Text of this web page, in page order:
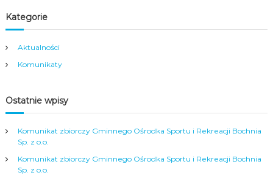
Kategorie
Aktualności
Komunikaty
Ostatnie wpisy
Komunikat zbiorczy Gminnego Ośrodka Sportu i Rekreacji Bochnia
Sp. z o.o.
Komunikat zbiorczy Gminnego Ośrodka Sportu i Rekreacji Bochnia
Sp. z o.o.